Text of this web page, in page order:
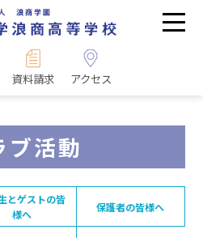
資料請求 アクセス
ブ活動
とゲストの皆
様へ
保護者の皆様へ